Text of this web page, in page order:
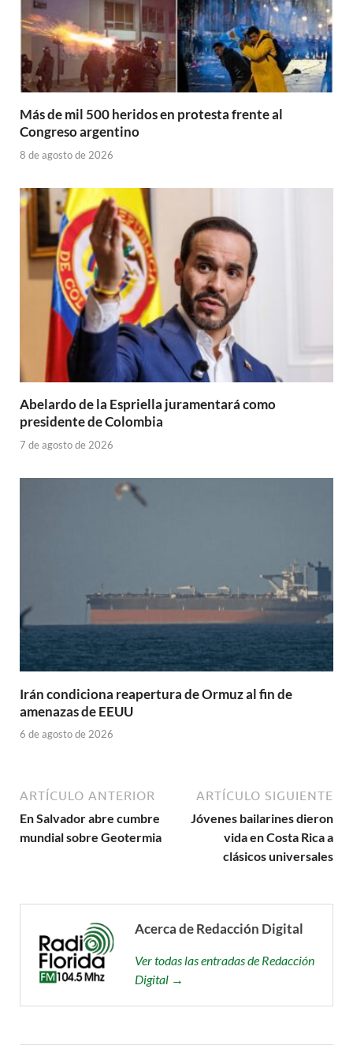
Más de mil 500 heridos en protesta frente al
Congreso argentino
8 de agosto de 2026
Abelardo de la Espriella juramentará como
presidente de Colombia
7 de agosto de 2026
Irán condiciona reapertura de Ormuz al fin de
amenazas de EEUU
6 de agosto de 2026
ARTÍCULO ANTERIOR
En Salvador abre cumbre
mundial sobre Geotermia
ARTÍCULO SIGUIENTE
Jóvenes bailarines dieron
vida en Costa Rica a
clásicos universales
Acerca de Redacción Digital
Ver todas las entradas de Redacción
Digital →